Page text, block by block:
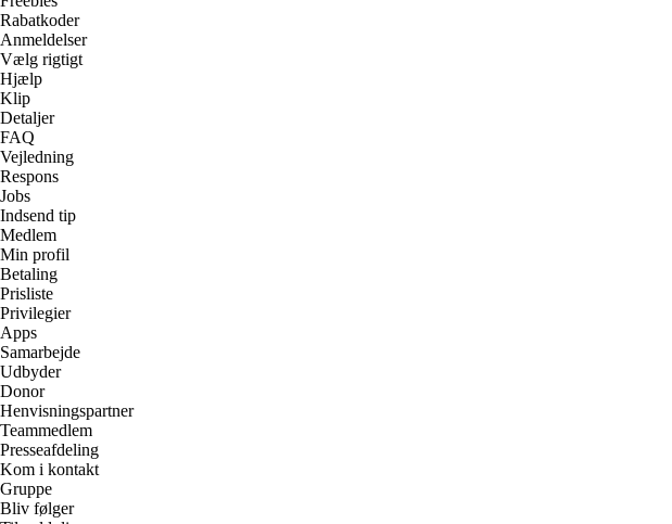
Rabatkoder
Anmeldelser
Vælg rigtigt
Hjælp
Klip
Detaljer
FAQ
Vejledning
Respons
Jobs
Indsend tip
Medlem
Min profil
Betaling
Prisliste
Privilegier
Apps
Samarbejde
Udbyder
Donor
Henvisningspartner
Teammedlem
Presseafdeling
Kom i kontakt
Gruppe
Bliv følger